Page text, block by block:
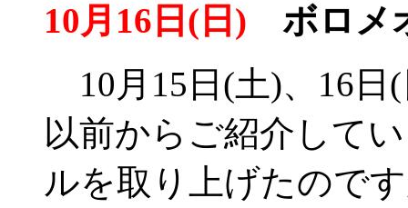
10月16日(日) ボロメ
10月15日(土)、16日
以前からご紹介して
ルを取り上げたので